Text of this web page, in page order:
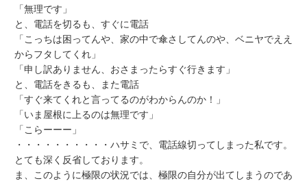
「無理です」
と、電話を切るも、すぐに電話
「こっちは困ってんや、家の中で傘さしてんのや、ベニヤでええ
からフタしてくれ」
「申し訳ありません、おさまったらすぐ行きます」
と、電話をきるも、また電話
「すぐ来てくれと言ってるのがわからんのか！」
「いま屋根に上るのは無理です」
「こらーーー」
・・・・・・・・・・ハサミで、電話線切ってしまった私です。
とても深く反省しております。
ま、このように極限の状況では、極限の自分が出てしまうのであ